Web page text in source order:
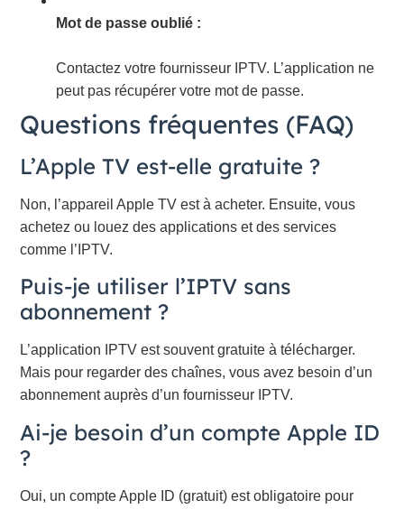
Mot de passe oublié :
Contactez votre fournisseur IPTV. L’application ne
peut pas récupérer votre mot de passe.
Questions fréquentes (FAQ)
L’Apple TV est-elle gratuite ?
Non, l’appareil Apple TV est à acheter. Ensuite, vous
achetez ou louez des applications et des services
comme l’IPTV.
Puis-je utiliser l’IPTV sans
abonnement ?
L’application IPTV est souvent gratuite à télécharger.
Mais pour regarder des chaînes, vous avez besoin d’un
abonnement auprès d’un fournisseur IPTV.
Ai-je besoin d’un compte Apple ID
?
Oui, un compte Apple ID (gratuit) est obligatoire pour